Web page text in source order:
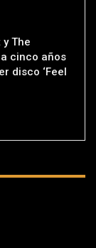
y The
cinco años
disco ‘Feel